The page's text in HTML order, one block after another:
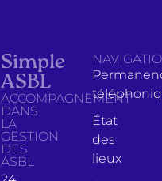
Simple
ASBL
ACCOMPAGNEMENT
DANS
LA
GESTION
DES
ASBL
État
des
lieux